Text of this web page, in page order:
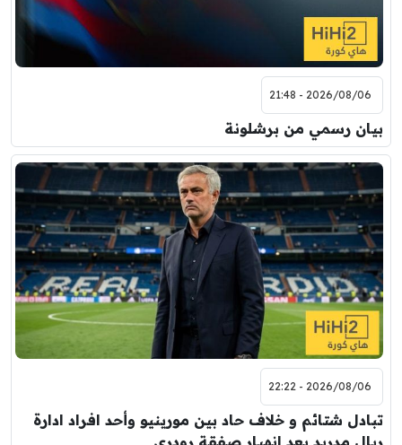
2026/08/06 - 21:48
بيان رسمي من برشلونة
2026/08/06 - 22:22
تبادل شتائم و خلاف حاد بين مورينيو وأحد افراد ادارة